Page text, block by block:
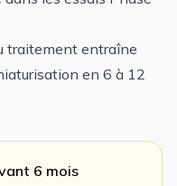
traitement entraîne
en 6 à 12
6 mois